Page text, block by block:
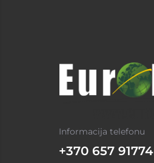
Informacija telefonu
+370 657 91774